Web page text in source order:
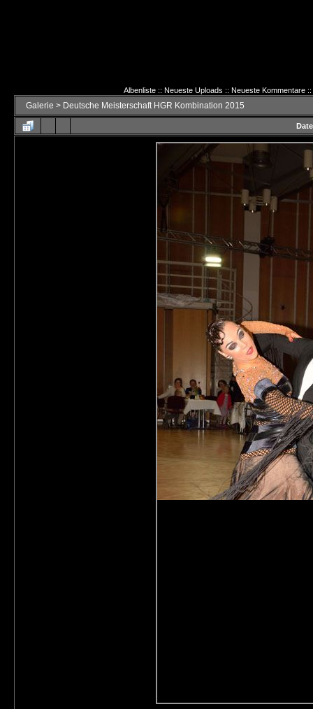
Albenliste :: Neueste Uploads :: Neueste Kommentare ::
Galerie > Deutsche Meisterschaft HGR Kombination 2015